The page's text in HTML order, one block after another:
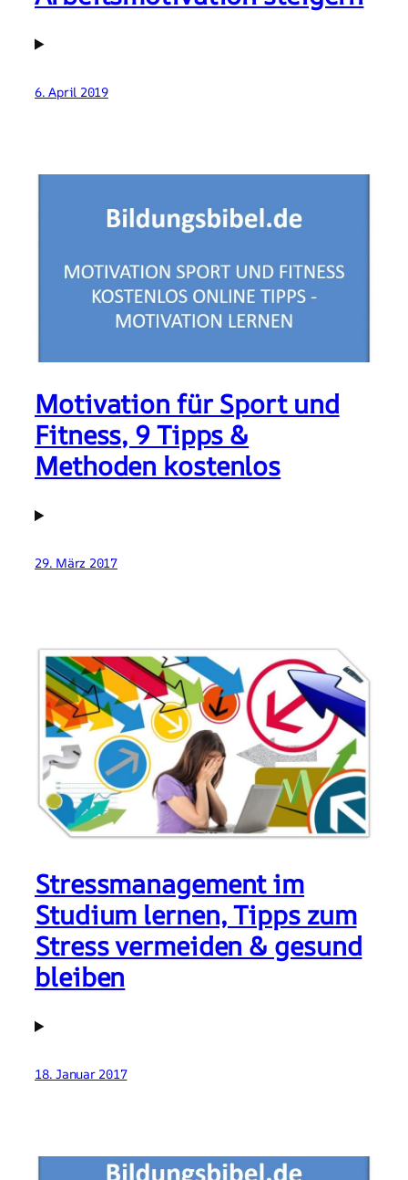
6. April 2019
Motivation für Sport und
Fitness, 9 Tipps &
Methoden kostenlos
29. März 2017
Stressmanagement im
Studium lernen, Tipps zum
Stress vermeiden & gesund
bleiben
18. Januar 2017